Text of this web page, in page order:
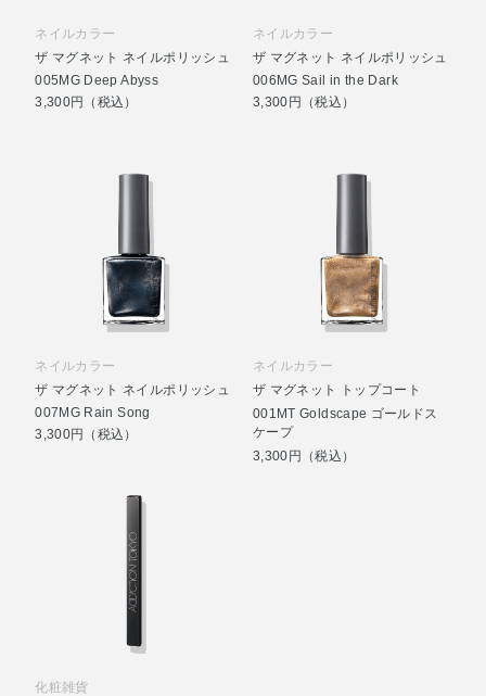
ネイルカラー
ザ マグネット ネイルポリッシュ
005MG Deep Abyss
3,300円（税込）
ネイルカラー
ザ マグネット ネイルポリッシュ
006MG Sail in the Dark
3,300円（税込）
ネイルカラー
ザ マグネット ネイルポリッシュ
007MG Rain Song
3,300円（税込）
ネイルカラー
ザ マグネット トップコート
001MT Goldscape ゴールドス
ケープ
3,300円（税込）
化粧雑貨